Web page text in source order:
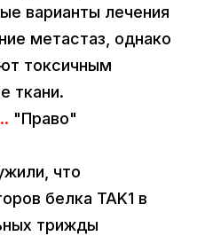
варианты лечения
метастаз, однако
токсичным
ткани.
"Право"
что
белка TAK1 в
трижды